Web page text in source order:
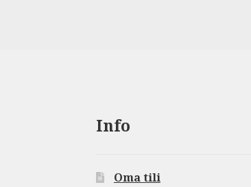
Info
Oma tili